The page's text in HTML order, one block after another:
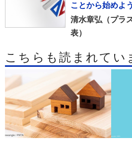
ことから始めよう
清水章弘（プラ
表）
こちらも読まれてい